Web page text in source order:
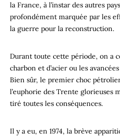
la France, à l’instar des autres
profondément marquée par les
la guerre pour la reconstruction.
Durant toute cette période, on a
charbon et d’acier ou les
Bien sûr, le premier choc
l’euphorie des Trente glorieuses
tiré toutes les conséquences.
Il y a eu, en 1974, la brève